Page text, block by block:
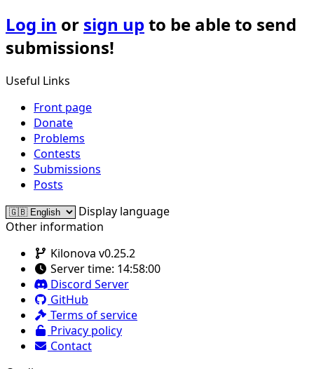
Log in or sign upto be able to send
submissions!
Useful Links
Front page
Donate
Problems
Contests
Submissions
Posts
Display language
Other information
Kilonova v0.25.2
Server time: 14:58:00
Discord Server
GitHub
Terms of service
Privacy policy
Contact